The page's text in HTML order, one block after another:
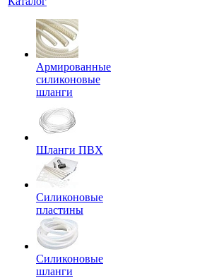
Армированные
силиконовые
шланги
Шланги ПВХ
Силиконовые
пластины
Силиконовые
шланги